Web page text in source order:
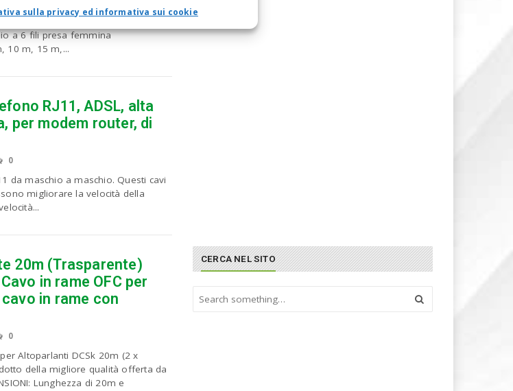
sulla privacy ed informativa sui cookie
6 wire (6P6 C) BT
un telefono standard 4 Wire
a 6 fili presa femmina
10 m, 15 m,...
RJ11, ADSL, alta
per modem router, di
0
da maschio a maschio. Questi cavi
migliorare la velocità della
20m (Trasparente)
in rame OFC per
in rame con
0
per Altoparlanti DCSk 20m (2 x
della migliore qualità offerta da
Lunghezza di 20m e
CERCA NEL SITO